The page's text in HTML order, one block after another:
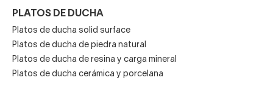
PLATOS DE DUCHA
Platos de ducha solid surface
Platos de ducha de piedra natural
Platos de ducha de resina y carga mineral
Platos de ducha cerámica y porcelana